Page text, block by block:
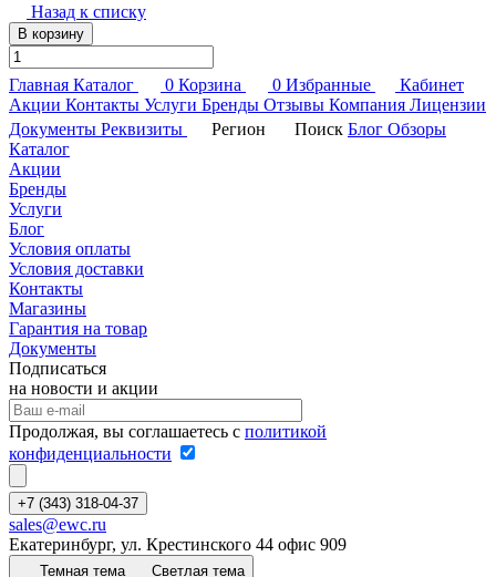
Назад к списку
В корзину
Главная Каталог 0 Корзина 0 Избранные
Кабинет
Акции Контакты Услуги Бренды Отзывы Компания Лицензии
Документы Реквизиты Регион Поиск Блог Обзоры
Каталог
Акции
Бренды
Услуги
Блог
Условия оплаты
Условия доставки
Контакты
Магазины
Гарантия на товар
Документы
Подписаться
на новости и акции
Продолжая, вы соглашаетесь с политикой
конфиденциальности
+7 (343) 318-04-37
sales@ewc.ru
Екатеринбург, ул. Крестинского 44 офис 909
Темная тема Светлая тема